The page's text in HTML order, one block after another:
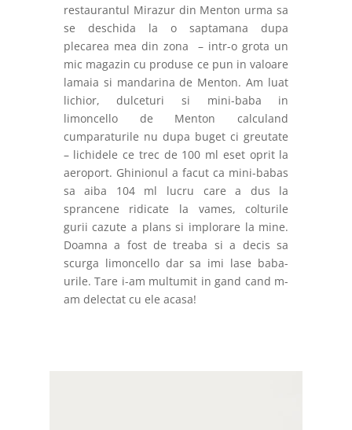
restaurantul Mirazur din Menton urma sa
se deschida la o saptamana dupa
plecarea mea din zona – intr-o grota un
mic magazin cu produse ce pun in valoare
lamaia si mandarina de Menton. Am luat
lichior, dulceturi si mini-baba in
limoncello de Menton calculand
cumparaturile nu dupa buget ci greutate
– lichidele ce trec de 100 ml eset oprit la
aeroport. Ghinionul a facut ca mini-babas
sa aiba 104 ml lucru care a dus la
sprancene ridicate la vames, colturile
gurii cazute a plans si implorare la mine.
Doamna a fost de treaba si a decis sa
scurga limoncello dar sa imi lase baba-
urile. Tare i-am multumit in gand cand m-
am delectat cu ele acasa!